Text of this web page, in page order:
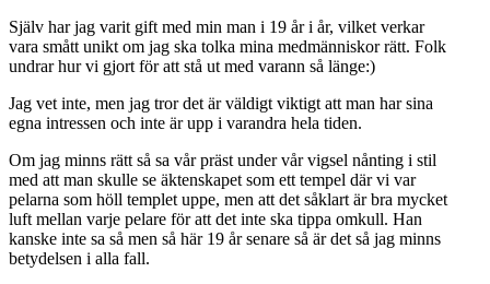
Själv har jag varit gift med min man i 19 år i år, vilket verkar
vara smått unikt om jag ska tolka mina medmänniskor rätt. Folk
undrar hur vi gjort för att stå ut med varann så länge:)
Jag vet inte, men jag tror det är väldigt viktigt att man har sina
egna intressen och inte är upp i varandra hela tiden.
Om jag minns rätt så sa vår präst under vår vigsel nånting i stil
med att man skulle se äktenskapet som ett tempel där vi var
pelarna som höll templet uppe, men att det såklart är bra mycket
luft mellan varje pelare för att det inte ska tippa omkull. Han
kanske inte sa så men så här 19 år senare så är det så jag minns
betydelsen i alla fall.